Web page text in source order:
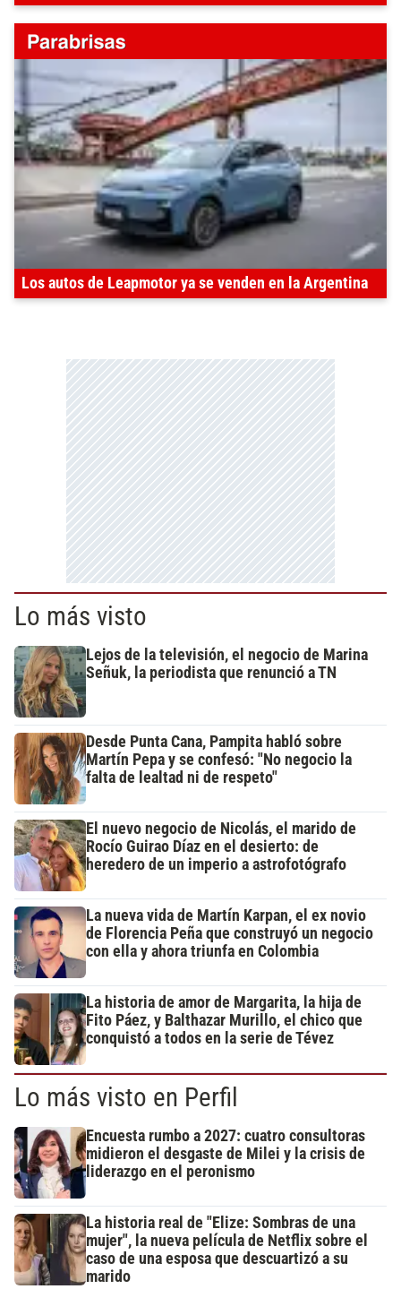
Los autos de Leapmotor ya se venden en la Argentina
Lo más visto
Lejos de la televisión, el negocio de Marina
Señuk, la periodista que renunció a TN
Desde Punta Cana, Pampita habló sobre
Martín Pepa y se confesó: "No negocio la
falta de lealtad ni de respeto"
El nuevo negocio de Nicolás, el marido de
Rocío Guirao Díaz en el desierto: de
heredero de un imperio a astrofotógrafo
La nueva vida de Martín Karpan, el ex novio
de Florencia Peña que construyó un negocio
con ella y ahora triunfa en Colombia
La historia de amor de Margarita, la hija de
Fito Páez, y Balthazar Murillo, el chico que
conquistó a todos en la serie de Tévez
Lo más visto en Perfil
Encuesta rumbo a 2027: cuatro consultoras
midieron el desgaste de Milei y la crisis de
liderazgo en el peronismo
La historia real de "Elize: Sombras de una
mujer", la nueva película de Netflix sobre el
caso de una esposa que descuartizó a su
marido